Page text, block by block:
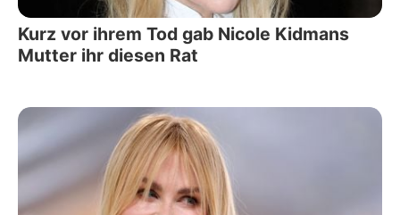
Kurz vor ihrem Tod gab Nicole Kidmans
Mutter ihr diesen Rat